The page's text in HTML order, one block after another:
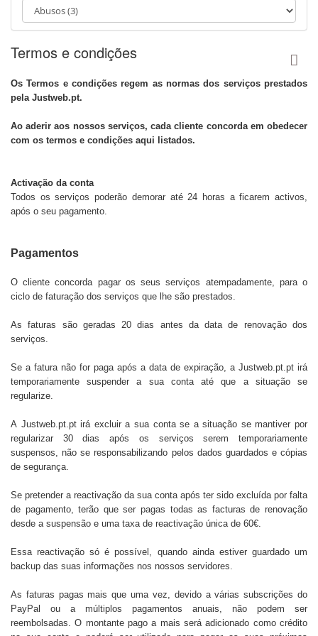
a
t
i
n
Termos e condições
Os Termos e condições regem as normas dos serviços prestados
pela Justweb.pt.
Ao aderir aos nossos serviços, cada cliente concorda em obedecer
com os termos e condições aqui listados.
Activação da conta
Todos os serviços poderão demorar até 24 horas a ficarem activos,
após o seu pagamento.
Pagamentos
O cliente concorda pagar os seus serviços atempadamente, para o
ciclo de faturação dos serviços que lhe são prestados.
As faturas são geradas 20 dias antes da data de renovação dos
serviços.
Se a fatura não for paga após a data de expiração, a Justweb.pt.pt irá
temporariamente suspender a sua conta até que a situação se
regularize.
A Justweb.pt.ptirá excluir a sua conta se a situação se mantiver por
regularizar 30 dias após os serviços serem temporariamente
suspensos, não se responsabilizando pelos dados guardados e cópias
de segurança.
Se pretender a reactivação da sua conta após ter sido excluída por falta
de pagamento, terão que ser pagas todas as facturas de renovação
desde a suspensão e uma taxa de reactivação única de 60€.
Essa reactivação só é possível, quando ainda estiver guardado um
backup das suas informações nos nossos servidores.
As faturas pagas mais que uma vez, devido a várias subscrições do
PayPal ou a múltiplos pagamentos anuais, não podem ser
reembolsadas. O montante pago a mais será adicionado como crédito